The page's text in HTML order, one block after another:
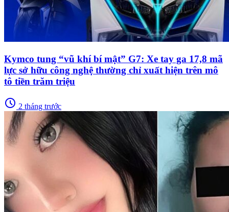
Kymco tung “vũ khí bí mật” G7: Xe tay ga 17,8 mã
lực sở hữu công nghệ thường chỉ xuất hiện trên mô
tô tiền trăm triệu
schedule 2 tháng trước